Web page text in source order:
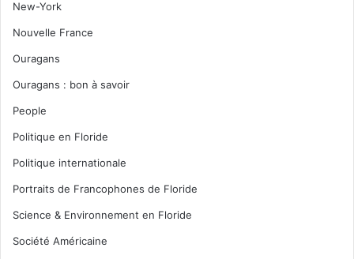
New-York
Nouvelle France
Ouragans
Ouragans : bon à savoir
People
Politique en Floride
Politique internationale
Portraits de Francophones de Floride
Science & Environnement en Floride
Société Américaine